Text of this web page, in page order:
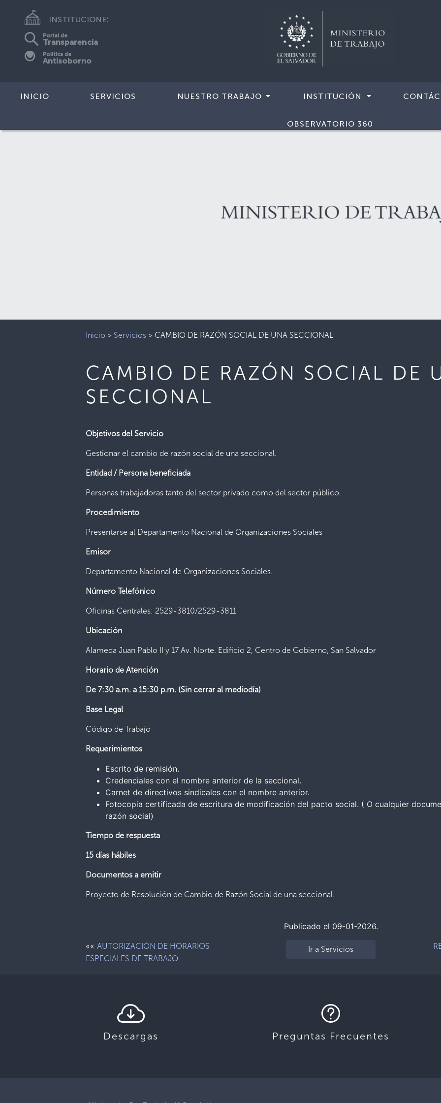
INSTITUCIONES
Portal de
Transparencia
Política de
Antisoborno
INICIO SERVICIOS NUESTRO TRABAJO INSTITUCIÓN
OBSERVATORIO 360
Inicio > Servicios > CAMBIO DE RAZÓN SOCIAL DE UNA SECCIONAL
CAMBIO DE RAZÓN SOCIAL DE
SECCIONAL
Objetivos del Servicio
Gestionar el cambio de razón social de una seccional.
Entidad / Persona beneficiada
Personas trabajadoras tanto del sector privado como del sector público.
Procedimiento
Presentarse al Departamento Nacional de Organizaciones Sociales
Emisor
Departamento Nacional de Organizaciones Sociales.
Número Telefónico
Oficinas Centrales: 2529-3810/2529-3811
Ubicación
Alameda Juan Pablo II y 17 Av. Norte. Edificio 2, Centro de Gobierno, San Salvador
Horario de Atención
De 7:30 a.m. a 15:30 p.m. (Sin cerrar al mediodía)
Base Legal
Código de Trabajo
Requerimientos
Escrito de remisión.
Credenciales con el nombre anterior de la seccional.
Carnet de directivos sindicales con el nombre anterior.
Fotocopia certificada de escritura de modificación del pacto social. ( O cualquier
razón social)
Tiempo de respuesta
15 días hábiles
Documentos a emitir
Proyecto de Resolución de Cambio de Razón Social de una seccional.
Publicado el 09-01-2026.
««AUTORIZACIÓN DE HORARIOS
ESPECIALES DE TRABAJO
Ir a Servicios
Descargas Preguntas Frecuentes